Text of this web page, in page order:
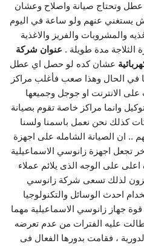
وتحتاج صيانة واصلاح وعشان
يستغني عنهم ولو ساعة في اليوم
والمشروبات والفريز والاغذية
الثلاجة مدة طويلة . عنوان شركة
عشان كده لو حصل اي عطل
في الحال وهذا صعب فأغلب مراكز
الانترنت او جوجل وجميعها
وانما مراكز خاصة تقوم بصيانة
كذلك نحن نعمل باسمنا ولسنا
.. ان الصيانة الشامله على اجهزة
تجعل اجهزة زانوسي الاسماعيلية
على الوجه الذى يلائم عملاء
لذلك تسعى شركة زانوسي
احدث الوسائل والتكنولوجيا
جهاز زانوسي الاسماعيلية مهما
عليه الفترات من عدم تعرضه
، فقامت بدورها الفعال فى